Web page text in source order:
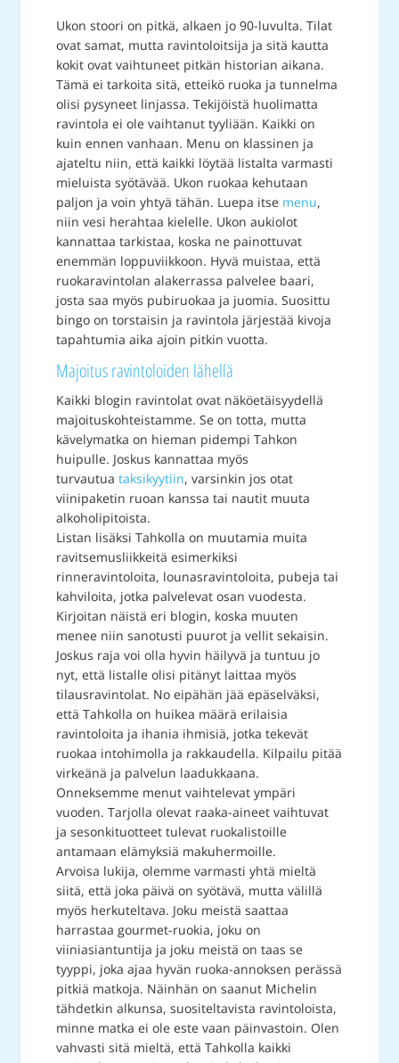
Ukon stoori on pitkä, alkaen jo 90-luvulta. Tilat
ovat samat, mutta ravintoloitsija ja sitä kautta
kokit ovat vaihtuneet pitkän historian aikana.
Tämä ei tarkoita sitä, etteikö ruoka ja tunnelma
olisi pysyneet linjassa. Tekijöistä huolimatta
ravintola ei ole vaihtanut tyyliään. Kaikki on
kuin ennen vanhaan. Menu on klassinen ja
ajateltu niin, että kaikki löytää listalta varmasti
mieluista syötävää. Ukon ruokaa kehutaan
paljon ja voin yhtyä tähän. Luepa itse menu,
niin vesi herahtaa kielelle. Ukon aukiolot
kannattaa tarkistaa, koska ne painottuvat
enemmän loppuviikkoon. Hyvä muistaa, että
ruokaravintolan alakerrassa palvelee baari,
josta saa myös pubiruokaa ja juomia. Suosittu
bingo on torstaisin ja ravintola järjestää kivoja
tapahtumia aika ajoin pitkin vuotta.
Majoitus ravintoloiden lähellä
Kaikki blogin ravintolat ovat näköetäisyydellä
majoituskohteistamme. Se on totta, mutta
kävelymatka on hieman pidempi Tahkon
huipulle. Joskus kannattaa myös
turvautua taksikyytiin, varsinkin jos otat
viinipaketin ruoan kanssa tai nautit muuta
alkoholipitoista.
Listan lisäksi Tahkolla on muutamia muita
ravitsemusliikkeitä esimerkiksi
rinneravintoloita, lounasravintoloita, pubeja tai
kahviloita, jotka palvelevat osan vuodesta.
Kirjoitan näistä eri blogin, koska muuten
menee niin sanotusti puurot ja vellit sekaisin.
Joskus raja voi olla hyvin häilyvä ja tuntuu jo
nyt, että listalle olisi pitänyt laittaa myös
tilausravintolat. No eipähän jää epäselväksi,
että Tahkolla on huikea määrä erilaisia
ravintoloita ja ihania ihmisiä, jotka tekevät
ruokaa intohimolla ja rakkaudella. Kilpailu pitää
virkeänä ja palvelun laadukkaana.
Onneksemme menut vaihtelevat ympäri
vuoden. Tarjolla olevat raaka-aineet vaihtuvat
ja sesonkituotteet tulevat ruokalistoille
antamaan elämyksiä makuhermoille.
Arvoisa lukija, olemme varmasti yhtä mieltä
siitä, että joka päivä on syötävä, mutta välillä
myös herkuteltava. Joku meistä saattaa
harrastaa gourmet-ruokia, joku on
viiniasiantuntija ja joku meistä on taas se
tyyppi, joka ajaa hyvän ruoka-annoksen perässä
pitkiä matkoja. Näinhän on saanut Michelin
tähdetkin alkunsa, suositeltavista ravintoloista,
minne matka ei ole este vaan päinvastoin. Olen
vahvasti sitä mieltä, että Tahkolla kaikki